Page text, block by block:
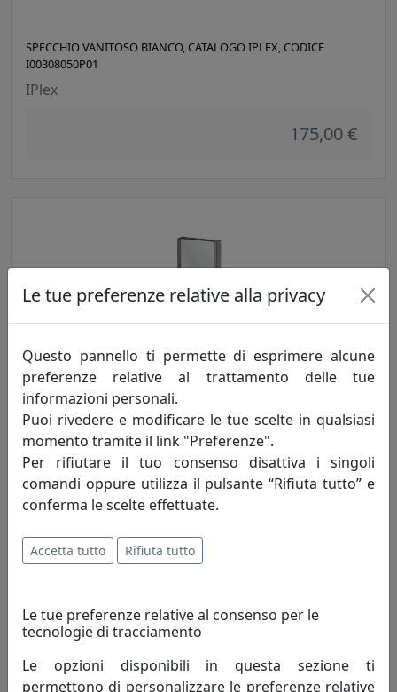
SPECCHIO VANITOSO BIANCO, CATALOGO IPLEX, CODICE
I00308050P01
IPlex
175,00 €
SPECCHIO VANITOSO FUMÈ, CATALOGO IPLEX, CODICE
IPlex
175,00 €
Le tue preferenze relative alla privacy
Questo pannello ti permette di esprimere alcune
preferenze relative al trattamento delle tue
informazioni personali.
Puoi rivedere e modificare le tue scelte in qualsiasi
momento tramite il link "Preferenze".
Per rifiutare il tuo consenso disattiva i singoli
comandi oppure utilizza il pulsante “Rifiuta tutto” e
conferma le scelte effettuate.
Accetta tutto Rifiuta tutto
Le tue preferenze relative al consenso per le
tecnologie di tracciamento
Le opzioni disponibili in questa sezione ti
permettono di personalizzare le preferenze relative